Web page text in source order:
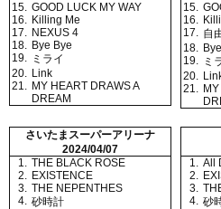
15. GOOD LUCK MY WAY
16. Killing Me
17. NEXUS 4
18. Bye Bye
19. ミライ
20. Link
21. MY HEART DRAWS A
DREAM
15.
16.
17. 自
18.
19. ミ
20.
21.
さいたまスーパーアリーナ
2024/04/07
1. THE BLACK ROSE
2. EXISTENCE
3. THE NEPENTHES
4. 砂時計
1. All
2.
3.
4. 砂